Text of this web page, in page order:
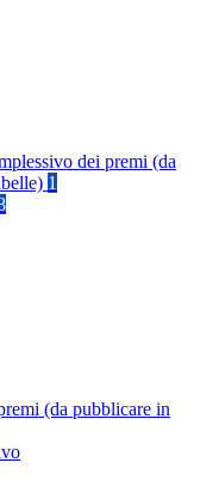
dei premi (da
1
(da pubblicare in